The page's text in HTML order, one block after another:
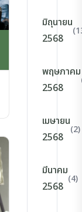
มิถุนายน
2568
พฤษภาคม
2568
เมษายน
2568
(2)
มีนาคม
2568
(4)